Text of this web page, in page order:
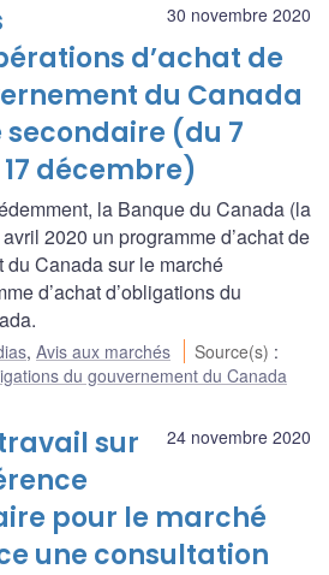
30 novembre 2020
d’achat de
du Canada
(du 7
décembre)
la Banque du Canada (la
avril 2020 un programme d’achat de
Canada sur le marché
d’achat d’obligations du
, Avis aux marchés Source(s) :
du gouvernement du Canada
24 novembre 2020
sur
pour le marché
une consultation